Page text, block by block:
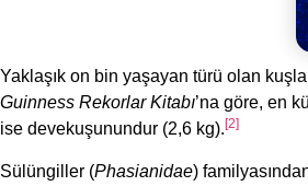
Yaklaşık on bin yaşayan türü olan
Guinness Rekorlar Kitabı’na göre, en
ise devekuşunundur (2,6 kg). [2]
Sülüngiller (Phasianidae)